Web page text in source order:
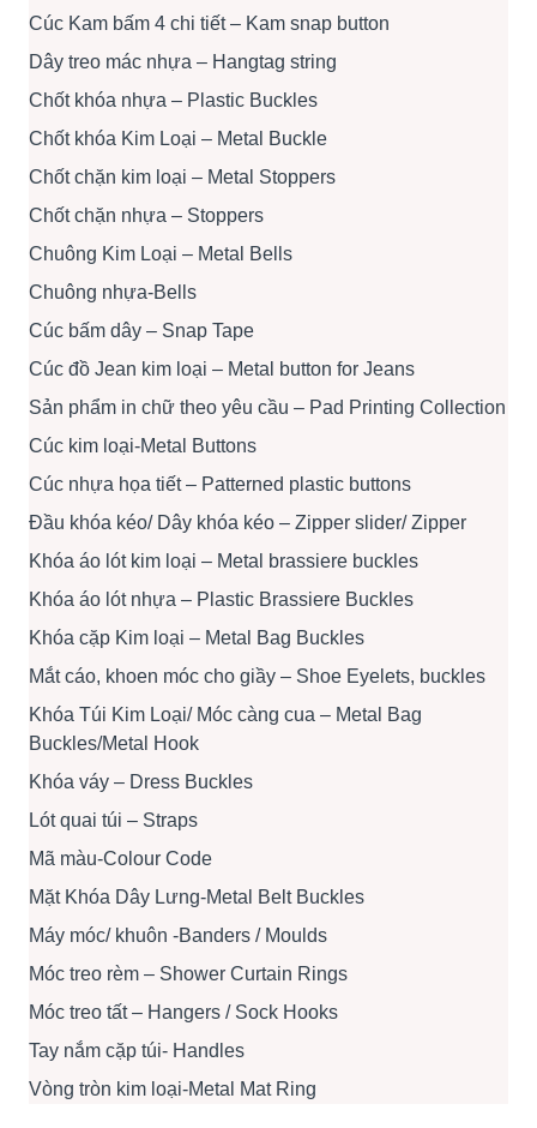
Cúc Kam bấm 4 chi tiết – Kam snap button
Dây treo mác nhựa – Hangtag string
Chốt khóa nhựa – Plastic Buckles
Chốt khóa Kim Loại – Metal Buckle
Chốt chặn kim loại – Metal Stoppers
Chốt chặn nhựa – Stoppers
Chuông Kim Loại – Metal Bells
Chuông nhựa-Bells
Cúc bấm dây – Snap Tape
Cúc đồ Jean kim loại – Metal button for Jeans
Sản phẩm in chữ theo yêu cầu – Pad Printing Collection
Cúc kim loại-Metal Buttons
Cúc nhựa họa tiết – Patterned plastic buttons
Đầu khóa kéo/ Dây khóa kéo – Zipper slider/ Zipper
Khóa áo lót kim loại – Metal brassiere buckles
Khóa áo lót nhựa – Plastic Brassiere Buckles
Khóa cặp Kim loại – Metal Bag Buckles
Mắt cáo, khoen móc cho giầy – Shoe Eyelets, buckles
Khóa Túi Kim Loại/ Móc càng cua – Metal Bag
Buckles/Metal Hook
Khóa váy – Dress Buckles
Lót quai túi – Straps
Mã màu-Colour Code
Mặt Khóa Dây Lưng-Metal Belt Buckles
Máy móc/ khuôn -Banders / Moulds
Móc treo rèm – Shower Curtain Rings
Móc treo tất – Hangers / Sock Hooks
Tay nắm cặp túi- Handles
Vòng tròn kim loại-Metal Mat Ring